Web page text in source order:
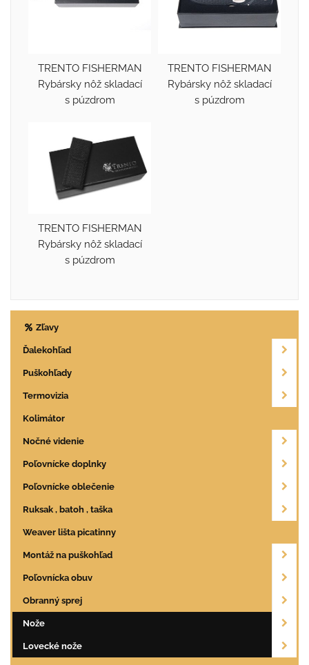
TRENTO FISHERMAN
Rybársky nôž skladací
s púzdrom
TRENTO FISHERMAN
Rybársky nôž skladací
s púzdrom
TRENTO FISHERMAN
Rybársky nôž skladací
s púzdrom
Zľavy
Ďalekohľad
Puškohľady
Termovizia
Kolimátor
Nočné videnie
Poľovnícke doplnky
Poľovnícke oblečenie
Ruksak , batoh , taška
Weaver lišta picatinny
Montáž na puškohľad
Poľovnícka obuv
Obranný sprej
Nože
Lovecké nože